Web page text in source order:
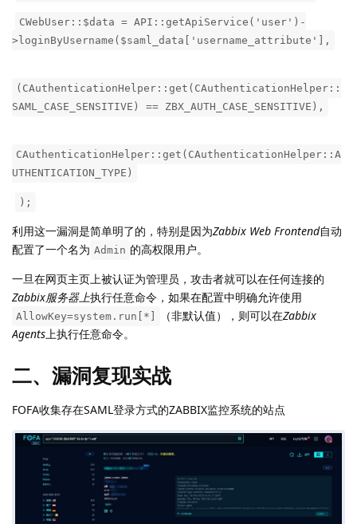
CWebUser::$data = API::getApiService('user')-
>loginByUsername($saml_data['username_attribute'],
(CAuthenticationHelper::get(CAuthenticationHelper::
SAML_CASE_SENSITIVE) == ZBX_AUTH_CASE_SENSITIVE),
CAuthenticationHelper::get(CAuthenticationHelper::A
UTHENTICATION_TYPE)
);
利用这一漏洞是简单明了的，特别是因为Zabbix Web Frontend自动
配置了一个名为 Admin 的高权限用户。
一旦在网页主页上被认证为管理员，攻击者就可以在任何连接的
Zabbix服务器上执行任意命令，如果在配置中明确允许使用
AllowKey=system.run[*] （非默认值），则可以在Zabbix
Agents上执行任意命令。
二、漏洞复现实战
FOFA收集存在SAML登录方式的ZABBIX监控系统的站点